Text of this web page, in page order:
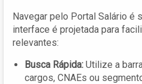
Navegar pelo Portal Salário é
interface é projetada para
relevantes:
Busca Rápida: Utilize a
cargos, CNAEs ou